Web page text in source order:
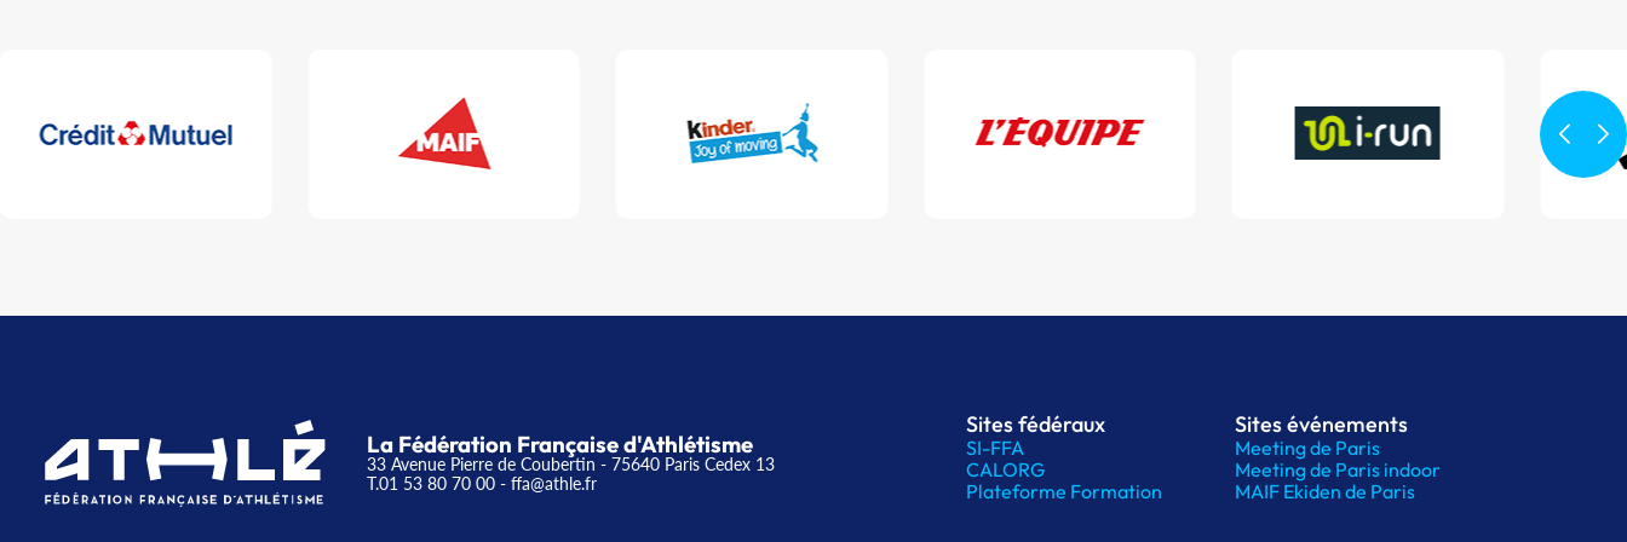
La Fédération Française d'Athlétisme
33 Avenue Pierre de Coubertin - 75640 Paris Cedex 13
T.01 53 80 70 00 - ffa@athle.fr
Sites fédéraux
SI-FFA
CALORG
Plateforme Formation
Sites événements
Meeting de Paris
Meeting de Paris indoor
MAIF Ekiden de Paris